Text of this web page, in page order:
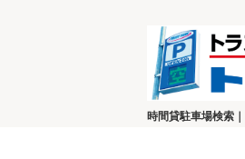
時間貸駐車場検索